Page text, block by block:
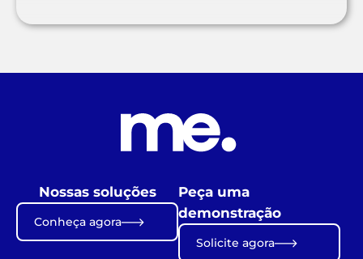
Nossas soluções
Conheça agora
Peça uma
demonstração
Solicite agora